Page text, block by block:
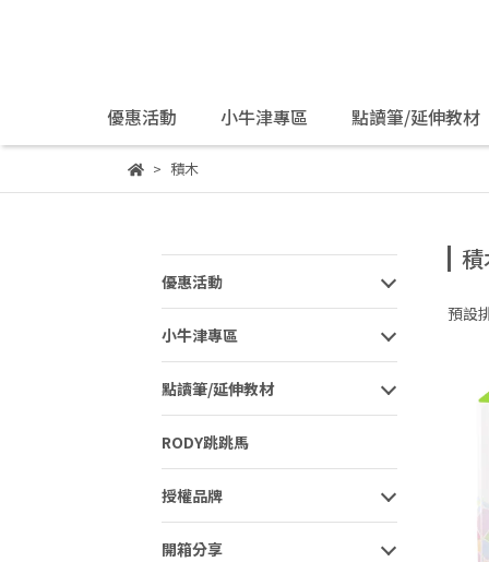
優惠活動 小牛津專區 點讀筆/延伸教材
積木
優惠活動
小牛津專區
點讀筆/延伸教材
RODY跳跳馬
授權品牌
開箱分享
預設